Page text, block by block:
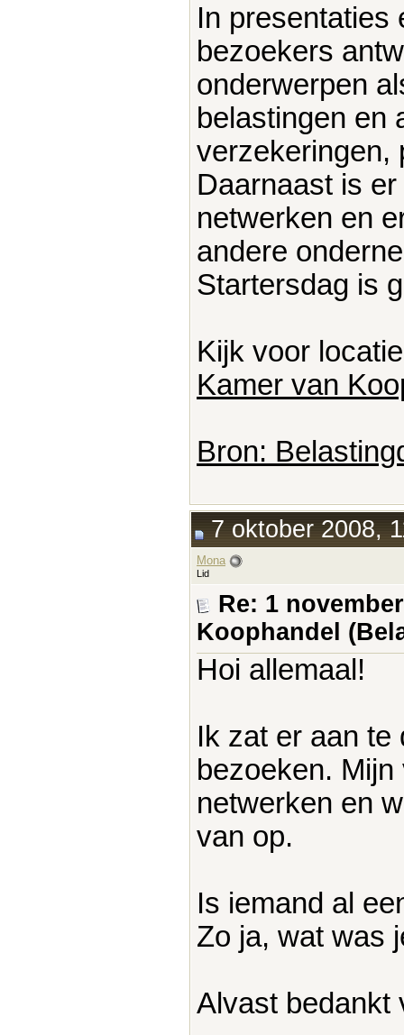
In presentaties
bezoekers
onderwerpen
belastingen en
verzekeringen,
Daarnaast is
netwerken en
andere
Startersdag is
Kijk voor
Kamer van
Bron:
7 oktober 2008,
Mona
Lid
Re: 1
Koophandel
Hoi allemaal!
Ik zat er aan te
bezoeken.
netwerken en
van op.
Is iemand al
Zo ja, wat was
Alvast bedankt